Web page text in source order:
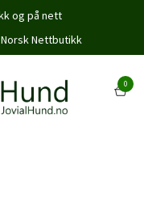
og på nett
Nettbutikk
0